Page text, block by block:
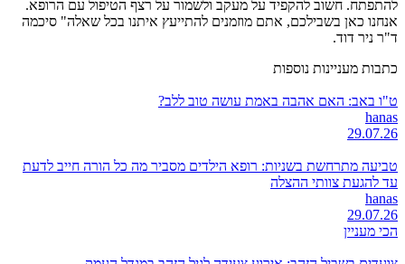
להתפתח. חשוב להקפיד על מעקב ולשמור על רצף הטיפול עם הרופא.
אנחנו כאן בשבילכם, אתם מוזמנים להתייעץ איתנו בכל שאלה" סיכמה
ד"ר ניר דוד.
כתבות מעניינות נוספות
ט"ו באב: האם אהבה באמת עושה טוב ללב?
hanas
29.07.26
טביעה מתרחשת בשניות: רופא הילדים מסביר מה כל הורה חייב לדעת
עד להגעת צוותי ההצלה
hanas
29.07.26
הכי מעניין